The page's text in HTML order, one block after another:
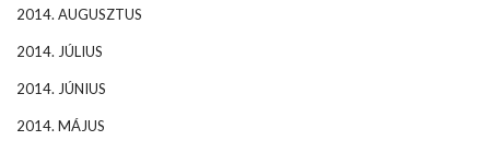
2014. AUGUSZTUS
2014. JÚLIUS
2014. JÚNIUS
2014. MÁJUS